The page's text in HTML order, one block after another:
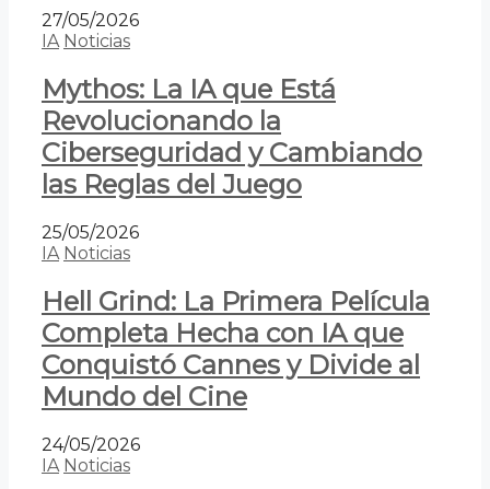
27/05/2026
IA Noticias
Mythos: La IA que Está
Revolucionando la
Ciberseguridad y Cambiando
las Reglas del Juego
25/05/2026
IA Noticias
Hell Grind: La Primera Película
Completa Hecha con IA que
Conquistó Cannes y Divide al
Mundo del Cine
24/05/2026
IA Noticias